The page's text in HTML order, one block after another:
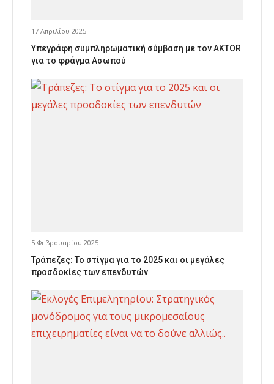
17 Απριλίου 2025
Υπεγράφη συμπληρωματική σύμβαση με τον AKTOR
για το φράγμα Ασωπού
5 Φεβρουαρίου 2025
Τράπεζες: Το στίγμα για το 2025 και οι μεγάλες
προσδοκίες των επενδυτών